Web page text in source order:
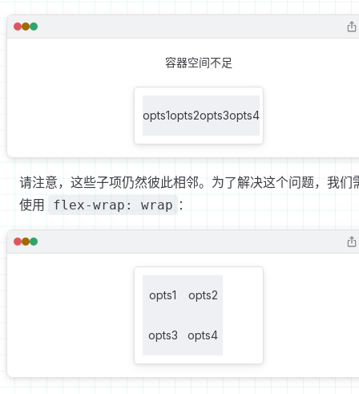
容器空间不足
opts1opts2opts3opts4
请注意，这些子项仍然彼此相邻。为了解决这个问题，我们
使用
flex-wrap: wrap ：
opts1 opts2
opts3 opts4